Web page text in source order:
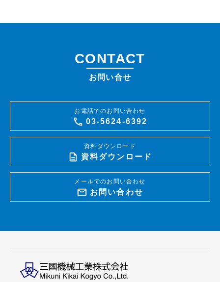
CONTACT
お問い合せ
お電話でのお問い合わせ
03-5624-6392
資料ダウンロード
資料ダウンロード
メールでのお問い合わせ
お問い合わせ